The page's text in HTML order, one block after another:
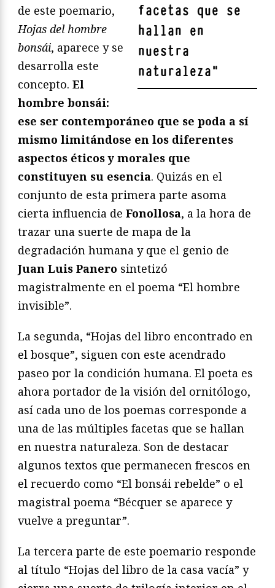
facetas que se
hallan en
nuestra
naturaleza"
de este poemario,
Hojas del hombre
bonsái, aparece y se
desarrolla este
concepto. El
hombre bonsái:
ese ser contemporáneo que se poda a sí
mismo limitándose en los diferentes
aspectos éticos y morales que
constituyen su esencia. Quizás en el
conjunto de esta primera parte asoma
cierta influencia de Fonollosa, a la hora de
trazar una suerte de mapa de la
degradación humana y que el genio de
Juan Luis Panero sintetizó
magistralmente en el poema “El hombre
invisible”.
La segunda, “Hojas del libro encontrado en
el bosque”, siguen con este acendrado
paseo por la condición humana. El poeta es
ahora portador de la visión del ornitólogo,
así cada uno de los poemas corresponde a
una de las múltiples facetas que se hallan
en nuestra naturaleza. Son de destacar
algunos textos que permanecen frescos en
el recuerdo como “El bonsái rebelde” o el
magistral poema “Bécquer se aparece y
vuelve a preguntar”.
La tercera parte de este poemario responde
al título “Hojas del libro de la casa vacía” y